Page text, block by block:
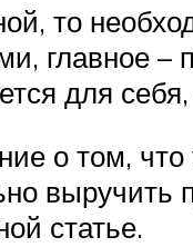
то
главное
для
о том, что
статье.